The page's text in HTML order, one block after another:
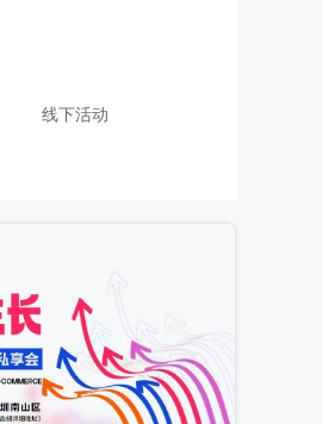
线下活动